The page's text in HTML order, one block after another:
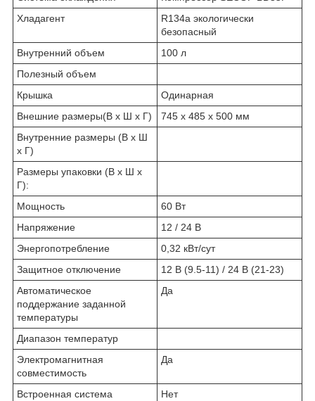
Хладагент
R134a экологически
безопасный
Внутренний объем
100 л
Полезный объем
Крышка
Одинарная
Внешние размеры(В x Ш x Г)
745 x 485 x 500 мм
Внутренние размеры (В x Ш
x Г)
Размеры упаковки (В x Ш x
Г):
Мощность
60 Вт
Напряжение
12 / 24 В
Энергопотребление
0,32 кВт/сут
Защитное отключение
12 В (9.5-11) / 24 В (21-23)
Автоматическое
поддержание заданной
температуры
Да
Диапазон температур
Электромагнитная
совместимость
Да
Встроенная система
Нет